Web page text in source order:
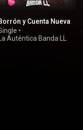
y Cuenta Nueva
•
La Auténtica Banda LL